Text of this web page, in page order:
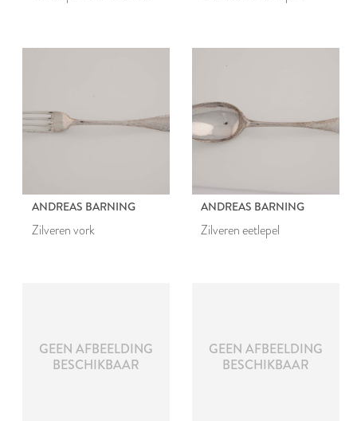
ANDREAS BARNING
Zilveren vork
ANDREAS BARNING
Zilveren eetlepel
GEEN AFBEELDING
BESCHIKBAAR
GEEN AFBEELDING
BESCHIKBAAR